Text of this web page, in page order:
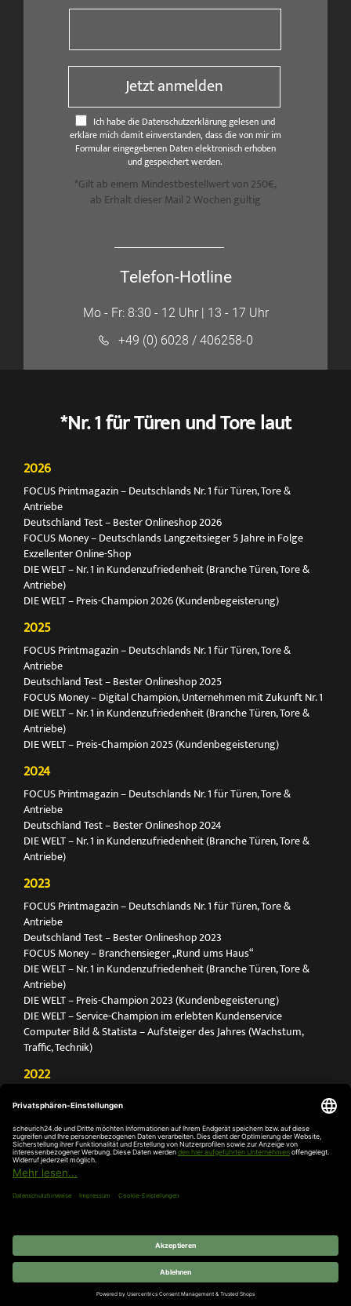
Jetzt anmelden
Ich habe die Datenschutzerklärung gelesen und
erkläre mich damit einverstanden, dass die von mir im
Formular eingegebenen Daten elektronisch erhoben
und gespeichert werden.
*Gilt ab einem Mindestbestellwert von 250€,
ab Erhalt dieser Mail 2 Wochen gültig
Telefon-Hotline
Mo - Fr: 8:30 - 12 Uhr | 13 - 17 Uhr
+49 (0) 6028 / 406258-0
*Nr. 1 für Türen und Tore laut
2026
FOCUS Printmagazin – Deutschlands Nr. 1 für Türen, Tore &
Antriebe
Deutschland Test – Bester Onlineshop 2026
FOCUS Money – Deutschlands Langzeitsieger 5 Jahre in Folge
Exzellenter Online-Shop
DIE WELT – Nr. 1 in Kundenzufriedenheit (Branche Türen, Tore &
Antriebe)
DIE WELT – Preis-Champion 2026 (Kundenbegeisterung)
2025
FOCUS Printmagazin – Deutschlands Nr. 1 für Türen, Tore &
Antriebe
Deutschland Test – Bester Onlineshop 2025
FOCUS Money – Digital Champion, Unternehmen mit Zukunft Nr. 1
DIE WELT – Nr. 1 in Kundenzufriedenheit (Branche Türen, Tore &
Antriebe)
DIE WELT – Preis-Champion 2025 (Kundenbegeisterung)
2024
FOCUS Printmagazin – Deutschlands Nr. 1 für Türen, Tore &
Antriebe
Deutschland Test – Bester Onlineshop 2024
DIE WELT – Nr. 1 in Kundenzufriedenheit (Branche Türen, Tore &
Antriebe)
2023
FOCUS Printmagazin – Deutschlands Nr. 1 für Türen, Tore &
Antriebe
Deutschland Test – Bester Onlineshop 2023
FOCUS Money – Branchensieger „Rund ums Haus“
DIE WELT – Nr. 1 in Kundenzufriedenheit (Branche Türen, Tore &
Antriebe)
DIE WELT – Preis-Champion 2023 (Kundenbegeisterung)
DIE WELT – Service-Champion im erlebten Kundenservice
Computer Bild & Statista – Aufsteiger des Jahres (Wachstum,
Traffic, Technik)
2022
Antriebe
Deutschland Test – Bester Onlineshop 2022
FOCUS Money – Branchensieger „Rund ums Haus“
DIE WELT – Service-Champion im erlebten Kundenservice
DIE WELT – Branchengewinner Gold-Rang (Türen, Tore & Antriebe)
© 2026 SCHEURICH GmbH